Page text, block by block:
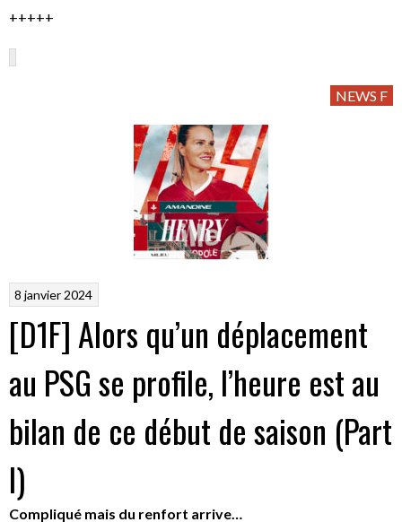
+++++
NEWS F
8 janvier 2024
[D1F] Alors qu’un déplacement
au PSG se profile, l’heure est au
bilan de ce début de saison (Part
I)
Compliqué mais du renfort arrive…